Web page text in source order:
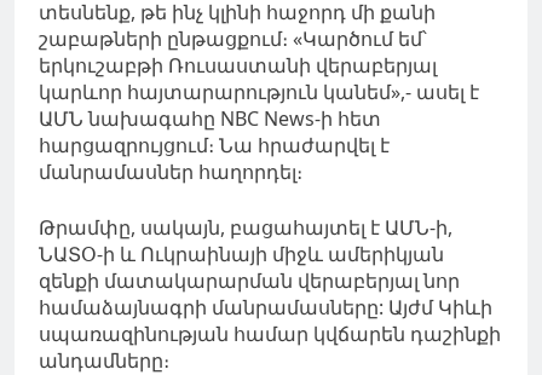
տեսնենք, թե ինչ կլինի հաջորդ մի քանի
շաբաթների ընթացքում։ «Կարծում եմ՝
երկուշաբթի Ռուսաստանի վերաբերյալ
կարևոր հայտարարություն կանեմ»,- ասել է
ԱՄՆ նախագահը NBC News-ի հետ
հարցազրույցում։ Նա հրաժարվել է
մանրամասներ հաղորդել։
Թրամփը, սակայն, բացահայտել է ԱՄՆ-ի,
ՆԱՏՕ-ի և Ուկրաինայի միջև ամերիկյան
զենքի մատակարարման վերաբերյալ նոր
համաձայնագրի մանրամասները: Այժմ Կիևի
սպառազինության համար կվճարեն դաշինքի
անդամները։